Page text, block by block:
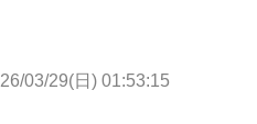
26/03/29(日) 01:53:15